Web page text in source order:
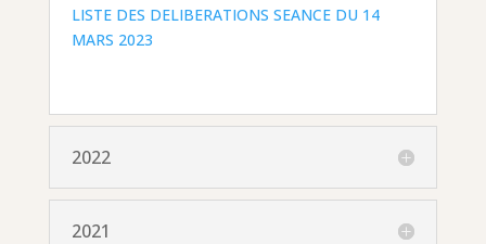
LISTE DES DELIBERATIONS SEANCE DU 14
MARS 2023
2022
2021